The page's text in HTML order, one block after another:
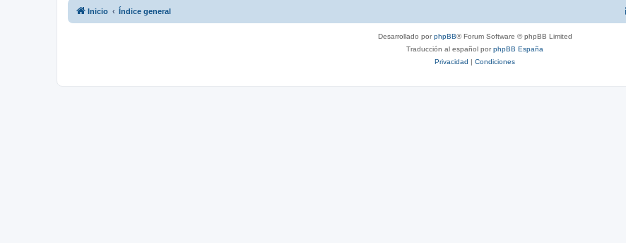
Inicio Índice general
Desarrollado porphpBB® Forum Software © phpBB Limited
Traducción al español porphpBB España
Privacidad | Condiciones